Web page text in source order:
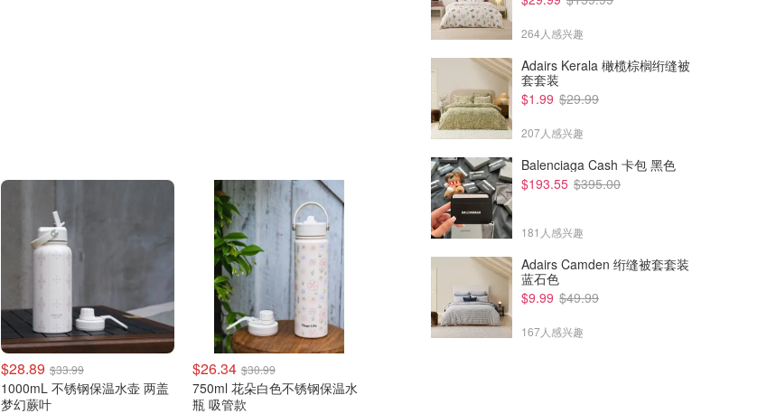
$28.89 $33.99
1000mL 不锈钢保温水壶 两盖
梦幻蕨叶
$26.34 $30.99
750ml 花朵白色不锈钢保温水
瓶 吸管款
264人感兴趣
Adairs Kerala 橄榄棕榈绗缝被
套套装
$1.99 $29.99
207人感兴趣
Balenciaga Cash 卡包 黑色
$193.55 $395.00
181人感兴趣
Adairs Camden 绗缝被套套装
蓝石色
$9.99 $49.99
167人感兴趣